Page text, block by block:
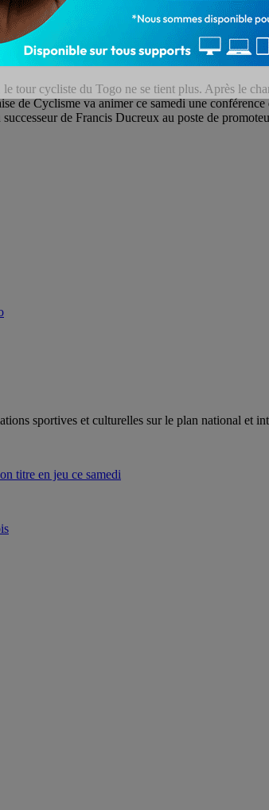
cycliste du Togo ne se tient plus. Après le
de Cyclisme va animer ce samedi une
de Francis Ducreux au poste de
sportives et culturelles sur le plan national et
titre en jeu ce samedi